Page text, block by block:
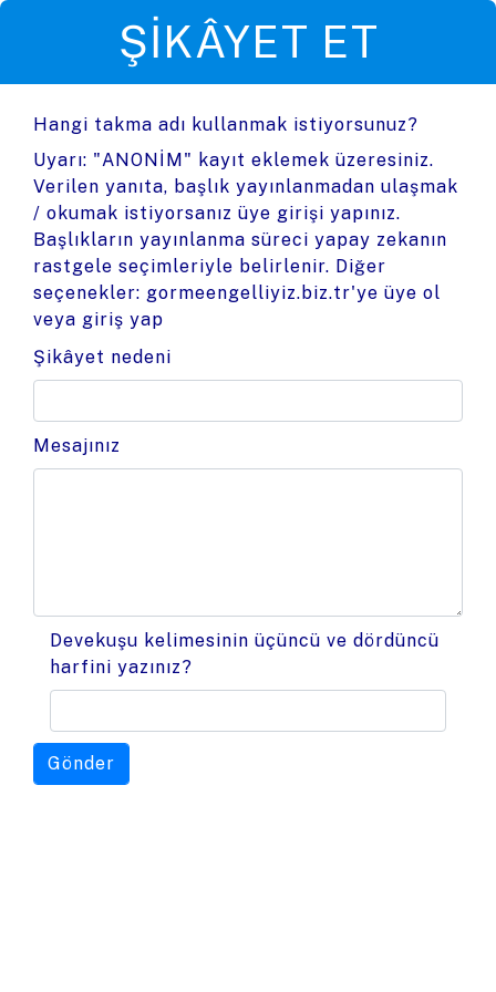
ŞIKÂYET ET
Hangi takma adı kullanmak istiyorsunuz?
Uyarı: "ANONİM" kayıt eklemek üzeresiniz.
Verilen yanıta, başlık yayınlanmadan ulaşmak
/ okumak istiyorsanız üye girişi yapınız.
Başlıkların yayınlanma süreci yapay zekanın
rastgele seçimleriyle belirlenir. Diğer
seçenekler: gormeengelliyiz.biz.tr'ye üye ol
veya giriş yap
Şikâyet nedeni
Mesajınız
Devekuşu kelimesinin üçüncü ve dördüncü
harfini yazınız?